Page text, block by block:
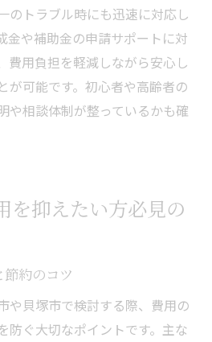
のトラブル時にも迅速に対応し
金や補助金の申請サポートに対
費用負担を軽減しながら安心し
が可能です。初心者や高齢者の
や相談体制が整っているかも確
を抑えたい方必見の
約のコツ
や貝塚市で検討する際、費用の
防ぐ大切なポイントです。主な